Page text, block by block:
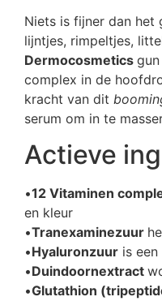
Niets is fijner dan het
lijntjes, rimpeltjes,
Dermocosmetics
complex in de
kracht van dit
serum om in te
Actieve
•12 Vitaminen
en kleur
•Tranexaminezuur
•Hyaluronzuur is
•Duindoornextract
•Glutathion